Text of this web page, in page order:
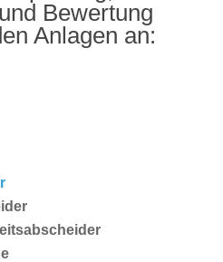
Bewertung
Anlagen an: